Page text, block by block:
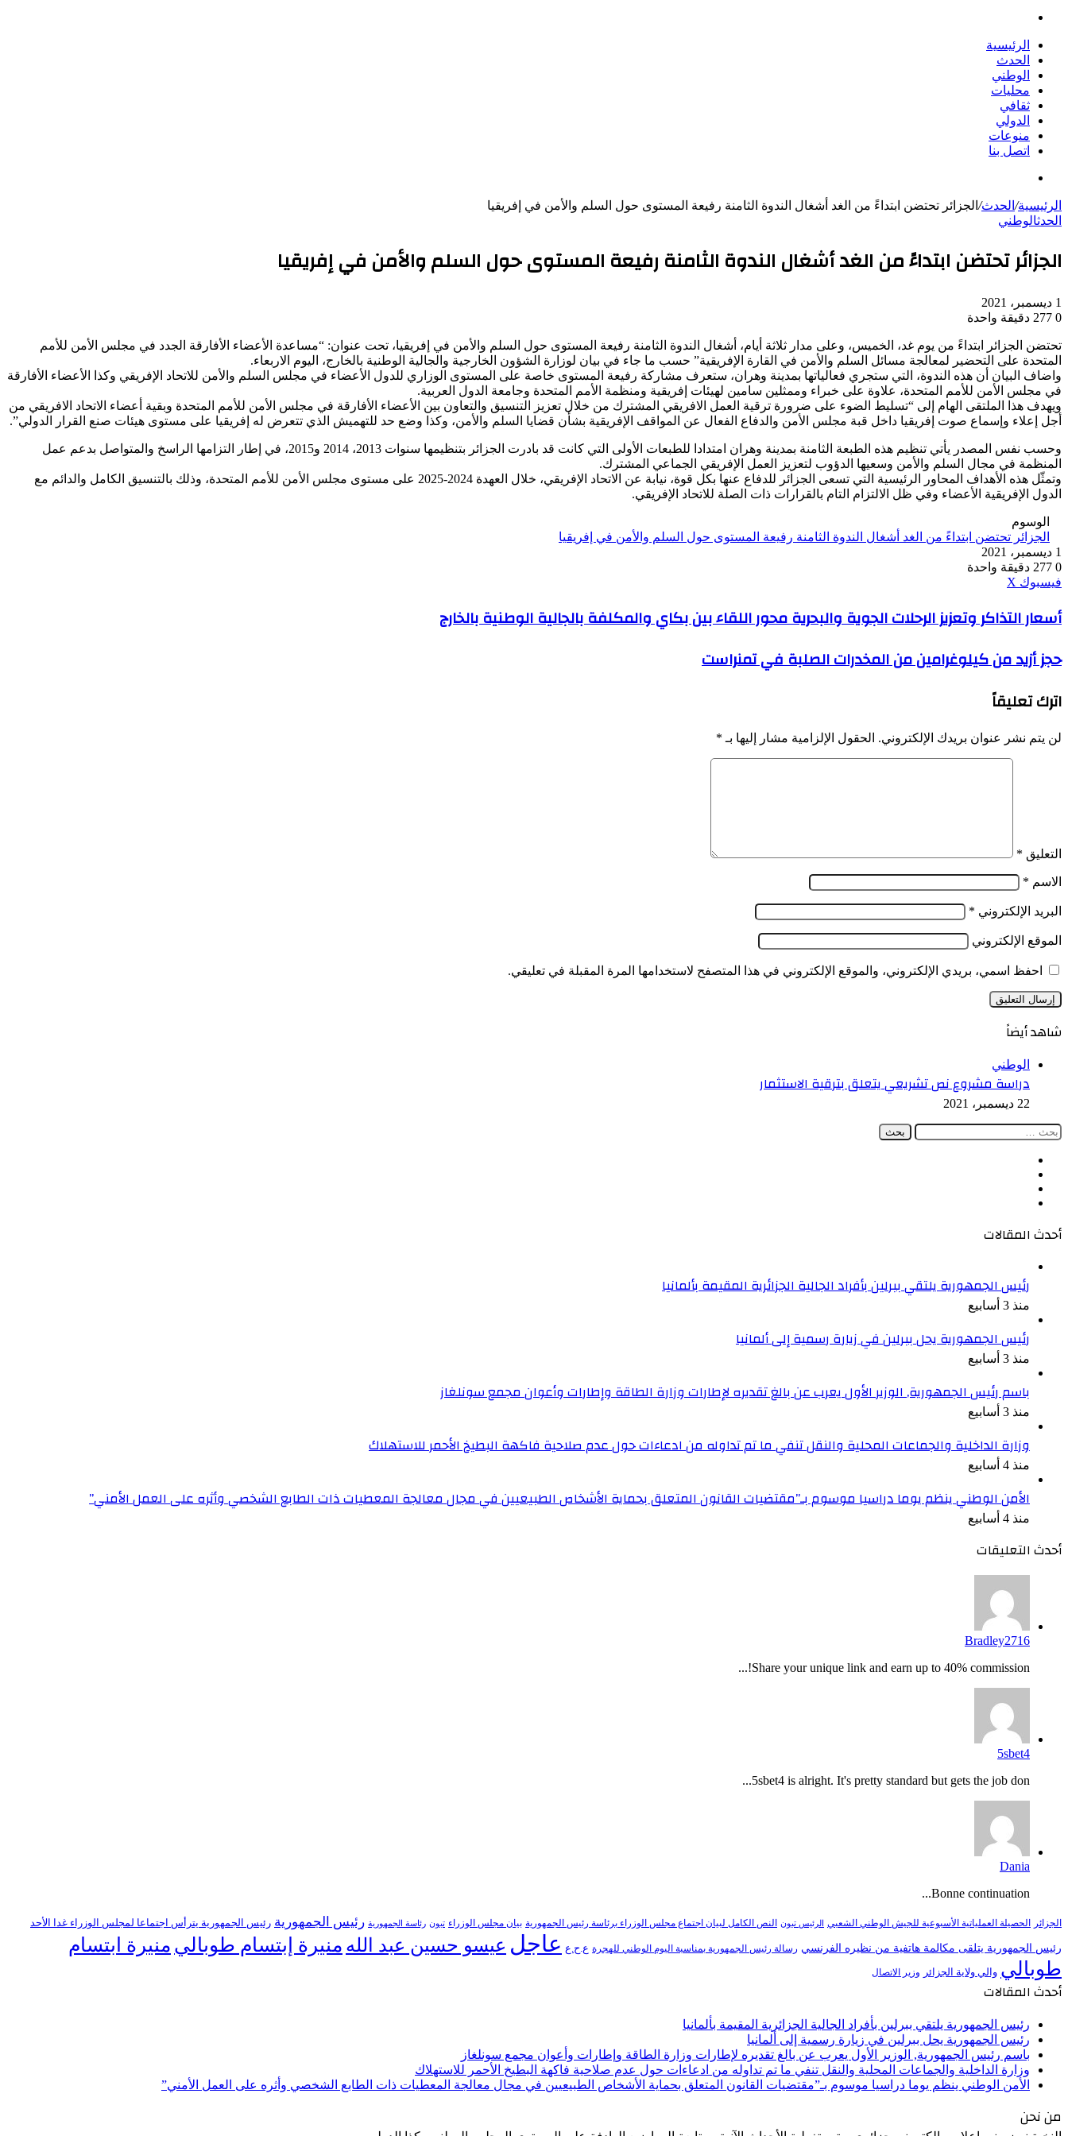
الرئيسية
الحدث
الوطني
محليات
ثقافي
الدولي
منوعات
اتصل بنا
الرئيسية/ الحدث/ الجزائر تحتضن ابتداءً من الغد أشغال الندوة الثامنة رفيعة المستوى حول السلم والأمن في إفريقيا
الحدثالوطني
الجزائر تحتضن ابتداءً من الغد أشغال الندوة الثامنة رفيعة المستوى حول السلم والأمن في إفريقيا
1 ديسمبر، 2021
0
دقيقة واحدة
تحتضن الجزائر ابتداءً من يوم غد، الخميس، وعلى مدار ثلاثة أيام، أشغال الندوة الثامنة رفيعة المستوى حول السلم والأمن في إفريقيا، تحت عنوان: “مساعدة الأعضاء الأفارقة الجدد في مجلس الأمن للأمم
المتحدة على التحضير لمعالجة مسائل السلم والأمن في القارة الإفريقية” حسب ما جاء في بيان لوزارة الشؤون الخارجية والجالية الوطنية بالخارج، اليوم الاربعاء.
واضاف البيان أن هذه الندوة، التي ستجري فعالياتها بمدينة وهران، ستعرف مشاركة رفيعة المستوى خاصة على المستوى الوزاري للدول الأعضاء في مجلس السلم والأمن للاتحاد الإفريقي وكذا الأعضاء الأفارقة
في مجلس الأمن للأمم المتحدة، علاوة على خبراء وممثلين سامين لهيئات إفريقية ومنظمة الأمم المتحدة وجامعة الدول العربية.
ويهدف هذا الملتقى الهام إلى “تسليط الضوء على ضرورة ترقية العمل الافريقي المشترك من خلال تعزيز التنسيق والتعاون بين الأعضاء الأفارقة في مجلس الأمن للأمم المتحدة وبقية أعضاء الاتحاد الافريقي من
أجل إعلاء وإسماع صوت إفريقيا داخل قبة مجلس الأمن والدفاع الفعال عن المواقف الإفريقية بشأن قضايا السلم والأمن، وكذا وضع حد للتهميش الذي تتعرض له إفريقيا على مستوى هيئات صنع القرار الدولي”.
وحسب نفس المصدر يأتي تنظيم هذه الطبعة الثامنة بمدينة وهران امتدادا للطبعات الأولى التي كانت قد بادرت الجزائر بتنظيمها سنوات 2013، 2014 و2015، في إطار التزامها الراسخ والمتواصل بدعم عمل
المنظمة في مجال السلم والأمن وسعيها الدؤوب لتعزيز العمل الإفريقي الجماعي المشترك.
وتمثّل هذه الأهداف المحاور الرئيسية التي تسعى الجزائر للدفاع عنها بكل قوة، نيابة عن الاتحاد الإفريقي، خلال العهدة 2024-2025 على مستوى مجلس الأمن للأمم المتحدة، وذلك بالتنسيق الكامل والدائم مع
الدول الإفريقية الأعضاء وفي ظل الالتزام التام بالقرارات ذات الصلة للاتحاد الإفريقي.
الوسوم
الجزائر تحتضن ابتداءً من الغد أشغال الندوة الثامنة رفيعة المستوى حول السلم والأمن في إفريقيا
1 ديسمبر، 2021
0
دقيقة واحدة
فيسبوك ‫X
أسعار
التذاكر
الرحلات
الجوية
محور
بين
بكاي
أسعار التذاكر وتعزيز الرحلات الجوية والبحرية محور اللقاء بين بكاي والمكلفة بالجالية الوطنية بالخارج
حجز
أزيد
كيلوغرامين
من
الصلبة
حجز أزيد من كيلوغرامين من المخدرات الصلبة في تمنراست
اترك تعليقاً
لن يتم نشر عنوان بريدك الإلكتروني. الحقول الإلزامية مشار إليها بـ *
التعليق *
الاسم *
البريد الإلكتروني *
الموقع الإلكتروني
احفظ اسمي، بريدي الإلكتروني، والموقع الإلكتروني في هذا المتصفح لاستخدامها المرة المقبلة في تعليقي.
شاهد أيضاً
الوطني
دراسة مشروع نص تشريعي يتعلق بترقية الاستثمار
22 ديسمبر، 2021
البحث
أحدث المقالات
رئيس الجمهورية يلتقي ببرلين بأفراد الجالية الجزائرية المقيمة بألمانيا
منذ 3 أسابيع
رئيس الجمهورية يحل ببرلين في زيارة رسمية إلى ألمانيا
منذ 3 أسابيع
باسم رئيس الجمهورية, الوزير الأول يعرب عن بالغ تقديره لإطارات وزارة الطاقة وإطارات وأعوان مجمع سونلغاز
منذ 3 أسابيع
وزارة الداخلية والجماعات المحلية والنقل تنفي ما تم تداوله من ادعاءات حول عدم صلاحية فاكهة البطيخ الأحمر للاستهلاك
منذ 4 أسابيع
الأمن الوطني ينظم يوما دراسيا موسوم بـ”مقتضيات القانون المتعلق بحماية الأشخاص الطبيعيين في مجال معالجة المعطيات ذات الطابع الشخصي وأثره على العمل الأمني”
منذ 4 أسابيع
أحدث التعليقات
Bradley2716
Share your unique link and earn up to 40% commission!...
5sbet4
5sbet4 is alright. It's pretty standard but gets the job don...
Dania
Bonne continuation...
الجزائر الحصيلة العملياتية الأسبوعية للجيش الوطني الشعبي الرئيس تبون النص الكامل لبيان اجتماع مجلس الوزراء برئاسة رئيس الجمهورية بيان مجلس الوزراء تبون رئاسة الجمهورية رئيس الجمهورية رئيس الجمهورية يترأس اجتماعا لمجلس الوزراء غدا الأحد
رئيس الجمهورية يتلقى مكالمة هاتفية من نظيره الفرنسي رسالة رئيس الجمهورية بمناسبة اليوم الوطني للهجرة ع.ح.ع عاجل عيسو حسين عبد الله منيرة إبتسام طوبالي منيرة ابتسام
طوبالي والي ولاية الجزائر وزير الاتصال
أحدث المقالات
رئيس الجمهورية يلتقي ببرلين بأفراد الجالية الجزائرية المقيمة بألمانيا
رئيس الجمهورية يحل ببرلين في زيارة رسمية إلى ألمانيا
باسم رئيس الجمهورية, الوزير الأول يعرب عن بالغ تقديره لإطارات وزارة الطاقة وإطارات وأعوان مجمع سونلغاز
وزارة الداخلية والجماعات المحلية والنقل تنفي ما تم تداوله من ادعاءات حول عدم صلاحية فاكهة البطيخ الأحمر للاستهلاك
الأمن الوطني ينظم يوما دراسيا موسوم بـ”مقتضيات القانون المتعلق بحماية الأشخاص الطبيعيين في مجال معالجة المعطيات ذات الطابع الشخصي وأثره على العمل الأمني”
من نحن